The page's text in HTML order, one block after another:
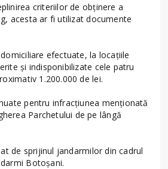
criteriilor de obținere a
acesta ar fi utilizat documente
efectuate, la locațiile
şi indisponibilizate cele patru
1.200.000 de lei.
pentru infracțiunea menționată
Parchetului de pe lângă
de sprijinul jandarmilor din cadrul
Botoșani.